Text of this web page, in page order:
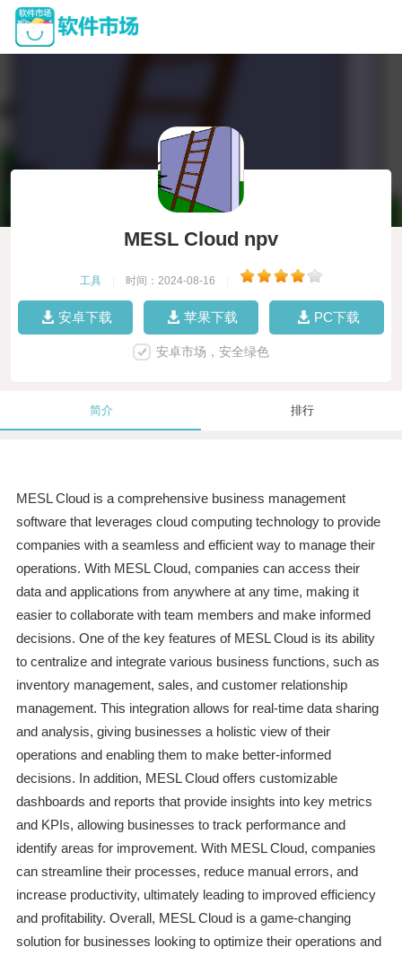
MESL Cloud npv
工具 时间：2024-08-16
安卓下载 苹果下载 PC下载
安卓市场，安全绿色
简介 排行
MESL Cloud is a comprehensive business management
software that leverages cloud computing technology to provide
companies with a seamless and efficient way to manage their
operations. With MESL Cloud, companies can access their
data and applications from anywhere at any time, making it
easier to collaborate with team members and make informed
decisions. One of the key features of MESL Cloud is its ability
to centralize and integrate various business functions, such as
inventory management, sales, and customer relationship
management. This integration allows for real-time data sharing
and analysis, giving businesses a holistic view of their
operations and enabling them to make better-informed
decisions. In addition, MESL Cloud offers customizable
dashboards and reports that provide insights into key metrics
and KPIs, allowing businesses to track performance and
identify areas for improvement. With MESL Cloud, companies
can streamline their processes, reduce manual errors, and
increase productivity, ultimately leading to improved efficiency
and profitability. Overall, MESL Cloud is a game-changing
solution for businesses looking to optimize their operations and